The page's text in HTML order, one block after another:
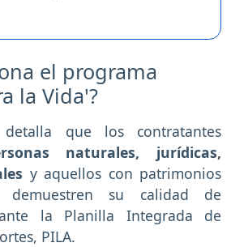
el programa
la Vida'?
que los contratantes
naturales, jurídicas,
y aquellos con patrimonios
demuestren su calidad de
la Planilla Integrada de
PILA.